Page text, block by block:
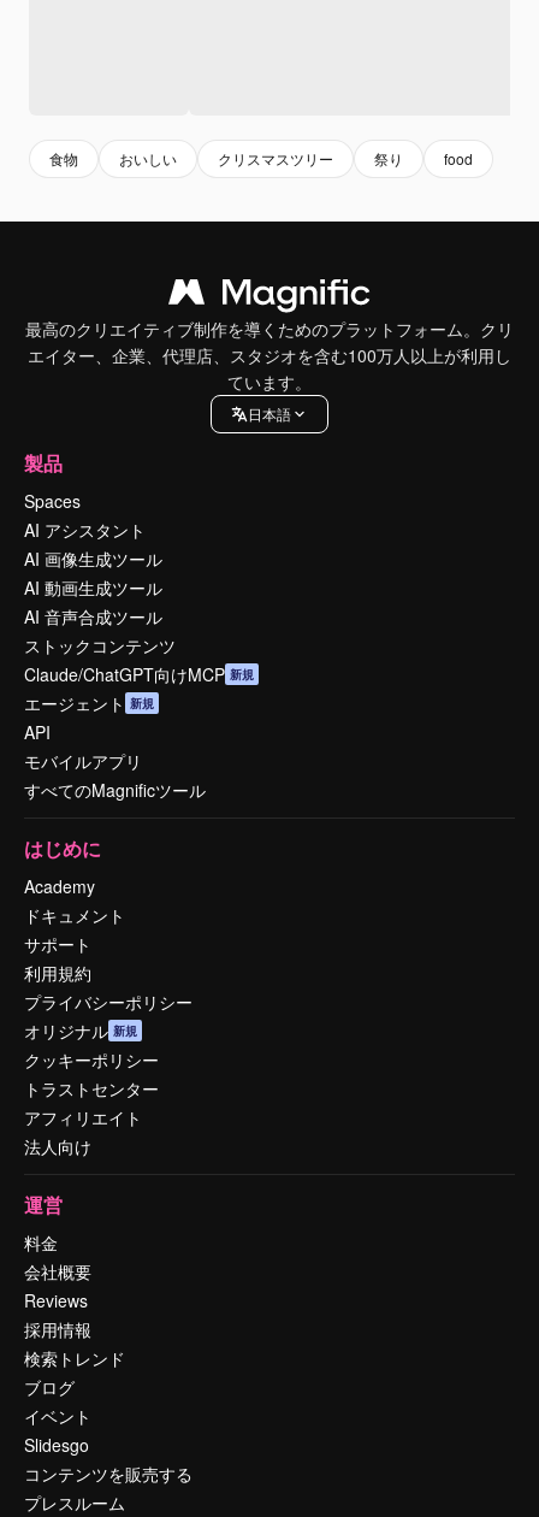
食物 おいしい クリスマスツリー 祭り food
最高のクリエイティブ制作を導くためのプラットフォーム。クリ
エイター、企業、代理店、スタジオを含む100万人以上が利用し
ています。
日本語
製品
Spaces
AI アシスタント
AI 画像生成ツール
AI 動画生成ツール
AI 音声合成ツール
ストックコンテンツ
Claude/ChatGPT向けMCP 新規
エージェント 新規
API
モバイルアプリ
すべてのMagnificツール
はじめに
Academy
ドキュメント
サポート
利用規約
プライバシーポリシー
オリジナル 新規
クッキーポリシー
トラストセンター
アフィリエイト
法人向け
運営
料金
会社概要
Reviews
採用情報
検索トレンド
ブログ
イベント
Slidesgo
コンテンツを販売する
プレスルーム